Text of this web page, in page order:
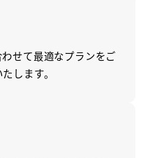
せて最適なプランをご
します。